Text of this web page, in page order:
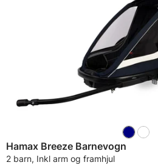
Hamax Breeze Barnevogn
2 barn, Inkl arm og framhjul